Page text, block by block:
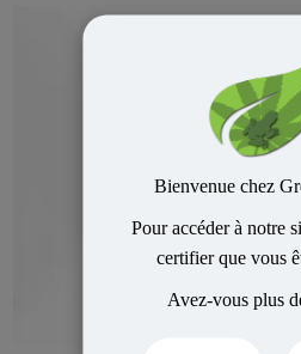
Bienvenue chez
Pour accéder à notre
certifier que vous
Avez-vous plus